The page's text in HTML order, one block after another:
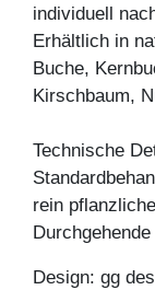
individuell
Erhältlich in
Buche,
Kirschbaum,
Technische
rein
Design: gg